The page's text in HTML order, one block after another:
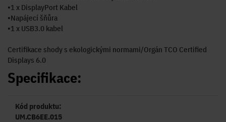
•1 x DisplayPort Kabel
•Napájecí šňůra
•1 x USB3.0 kabel
Certifikace shody s ekologickými normami/Orgán TCO Certified
Displays 6.0
Specifikace:
Kód produktu:
UM.CB6EE.015